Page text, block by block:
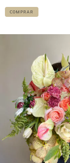
COMPRAR